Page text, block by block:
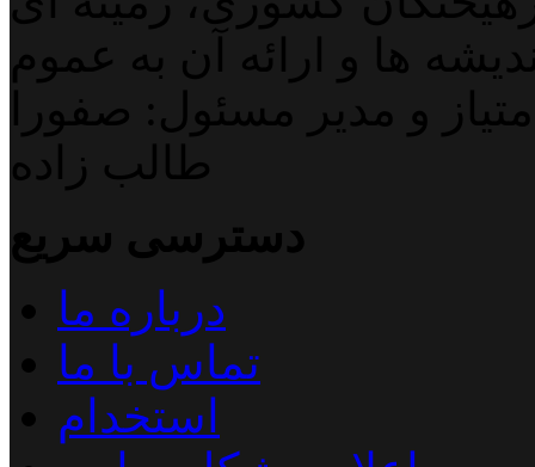
ها و ارائه آن به عموم
و مدیر مسئول: صفورا
طالب زاده
دسترسی سریع
درباره ما
تماس با ما
استخدام